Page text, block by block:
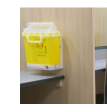
Porto